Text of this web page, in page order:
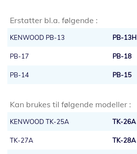
Erstatter bl.a. følgende :
KENWOOD PB-13 PB-13H
PB-17 PB-18
PB-14 PB-15
Kan brukes til følgende modeller :
KENWOOD TK-25A TK-26A
TK-27A TK-28A